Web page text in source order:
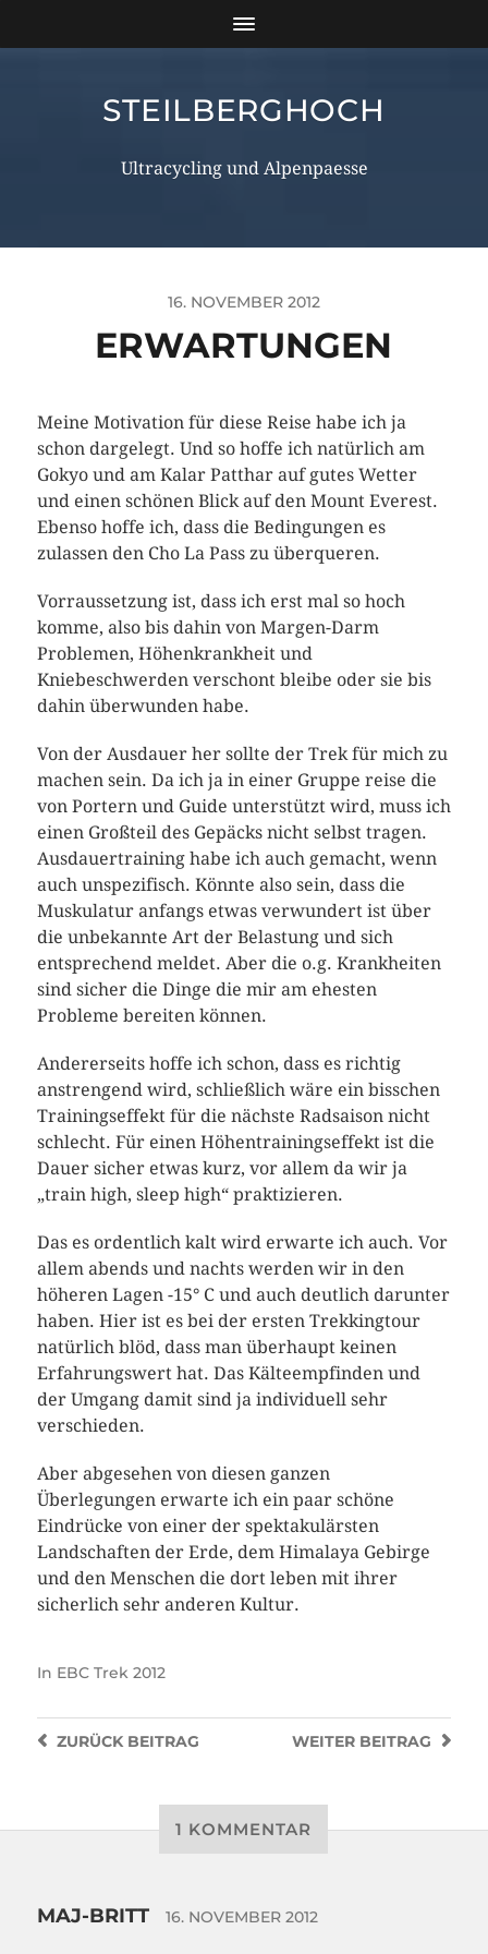
STEILBERGHOCH
Ultracycling und Alpenpaesse
16. NOVEMBER 2012
ERWARTUNGEN
Meine Motivation für diese Reise habe ich ja
schon dargelegt. Und so hoffe ich natürlich am
Gokyo und am Kalar Patthar auf gutes Wetter
und einen schönen Blick auf den Mount Everest.
Ebenso hoffe ich, dass die Bedingungen es
zulassen den Cho La Pass zu überqueren.
Vorraussetzung ist, dass ich erst mal so hoch
komme, also bis dahin von Margen-Darm
Problemen, Höhenkrankheit und
Kniebeschwerden verschont bleibe oder sie bis
dahin überwunden habe.
Von der Ausdauer her sollte der Trek für mich zu
machen sein. Da ich ja in einer Gruppe reise die
von Portern und Guide unterstützt wird, muss ich
einen Großteil des Gepäcks nicht selbst tragen.
Ausdauertraining habe ich auch gemacht, wenn
auch unspezifisch. Könnte also sein, dass die
Muskulatur anfangs etwas verwundert ist über
die unbekannte Art der Belastung und sich
entsprechend meldet. Aber die o.g. Krankheiten
sind sicher die Dinge die mir am ehesten
Probleme bereiten können.
Andererseits hoffe ich schon, dass es richtig
anstrengend wird, schließlich wäre ein bisschen
Trainingseffekt für die nächste Radsaison nicht
schlecht. Für einen Höhentrainingseffekt ist die
Dauer sicher etwas kurz, vor allem da wir ja
„train high, sleep high“ praktizieren.
Das es ordentlich kalt wird erwarte ich auch. Vor
allem abends und nachts werden wir in den
höheren Lagen -15° C und auch deutlich darunter
haben. Hier ist es bei der ersten Trekkingtour
natürlich blöd, dass man überhaupt keinen
Erfahrungswert hat. Das Kälteempfinden und
der Umgang damit sind ja individuell sehr
verschieden.
Aber abgesehen von diesen ganzen
Überlegungen erwarte ich ein paar schöne
Eindrücke von einer der spektakulärsten
Landschaften der Erde, dem Himalaya Gebirge
und den Menschen die dort leben mit ihrer
sicherlich sehr anderen Kultur.
In EBC Trek 2012
WEITER BEITRAG
ZURÜCKBEITRAG
1 KOMMENTAR
MAJ-BRITT 16. NOVEMBER 2012